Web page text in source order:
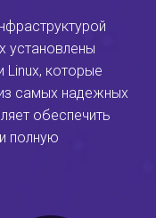
установлены
Linux, которые
самых надежных
обеспечить
полную